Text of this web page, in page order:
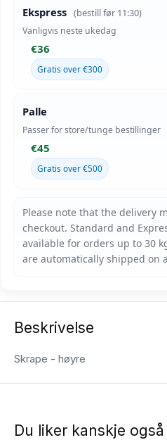
Ekspress (bestill før 11:30)
Vanligvis neste ukedag
€36
Gratis over €300
Palle
Passer for store/tunge bestillinger
€45
Gratis over €500
Beskrivelse
Skrape - høyre
Du liker kanskje også